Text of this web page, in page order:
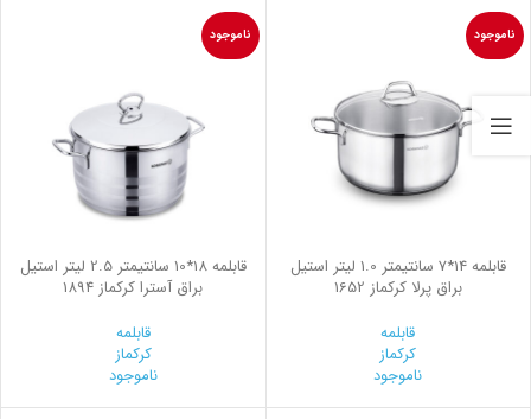
ناموجود
قابلمه 14*7 سانتیمتر 1.0 لیتر استیل
براق پرلا کرکماز 1652
قابلمه
کرکماز
ناموجود
ناموجود
قابلمه 18*10 سانتیمتر 2.5 لیتر استیل
براق آسترا کرکماز 1894
قابلمه
کرکماز
ناموجود